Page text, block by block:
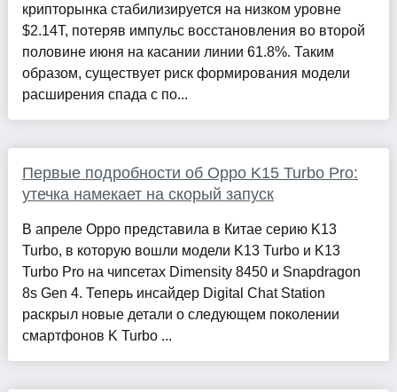
крипторынка стабилизируется на низком уровне
$2.14T, потеряв импульс восстановления во второй
половине июня на касании линии 61.8%. Таким
образом, существует риск формирования модели
расширения спада с по...
Первые подробности об Oppo K15 Turbo Pro:
утечка намекает на скорый запуск
В апреле Oppo представила в Китае серию K13
Turbo, в которую вошли модели K13 Turbo и K13
Turbo Pro на чипсетах Dimensity 8450 и Snapdragon
8s Gen 4. Теперь инсайдер Digital Chat Station
раскрыл новые детали о следующем поколении
смартфонов K Turbo ...